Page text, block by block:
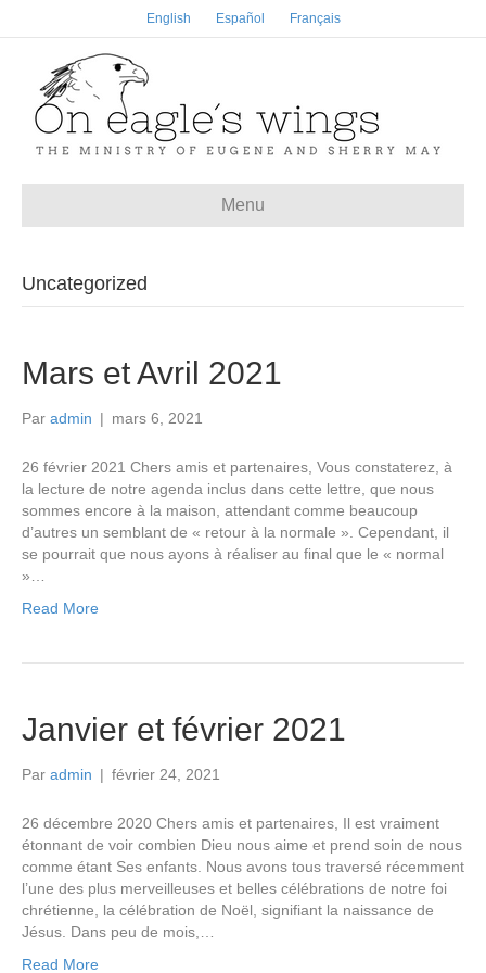
English Español Français
Menu
Uncategorized
Mars et Avril 2021
Par admin | mars 6, 2021
26 février 2021 Chers amis et partenaires, Vous constaterez, à
la lecture de notre agenda inclus dans cette lettre, que nous
sommes encore à la maison, attendant comme beaucoup
d’autres un semblant de « retour à la normale ». Cependant, il
se pourrait que nous ayons à réaliser au final que le « normal
»…
Read More
Janvier et février 2021
Par admin | février 24, 2021
26 décembre 2020 Chers amis et partenaires, Il est vraiment
étonnant de voir combien Dieu nous aime et prend soin de nous
comme étant Ses enfants. Nous avons tous traversé récemment
l’une des plus merveilleuses et belles célébrations de notre foi
chrétienne, la célébration de Noël, signifiant la naissance de
Jésus. Dans peu de mois,…
Read More